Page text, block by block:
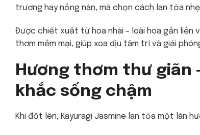
trương hay nồng nàn, mà chọn cách lan tỏa
Được chiết xuất từ hoa nhài – loài hoa gắn liền
thơm mềm mại, giúp xoa dịu tâm trí và giải
Hương thơm thư giãn
khắc sống chậm
Khi đốt lên, Kayuragi Jasmine lan tỏa một làn